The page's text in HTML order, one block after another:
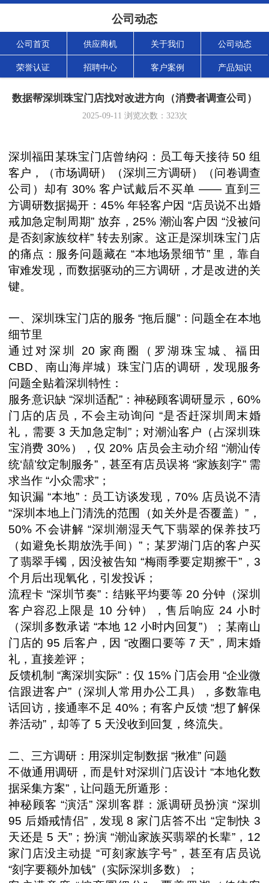
公司动态
公司首页 供应商机 关于我们 公司动态
荣誉认证 招聘中心 客户案例 产品知识
数据帮深圳珠宝门店找对改进方向（消费者调查公司）
2025-09-11 浏览次数： 323次
深圳福田某珠宝门店曾纳闷：员工每天接待 50 组
客户，（市场调研）（深圳三方调研）（问卷调查
公司）却有 30% 客户试戴后不买单 —— 直到三
方调研数据揭开：45% 年轻客户因 “店员说不出婚
戒加急定制周期” 放弃，25% 潮汕客户因 “没被问
是否刻家族纹样” 转去别家。这正是深圳珠宝门店
的痛点：服务问题藏在 “本地场景细节” 里，靠自
审难发现，而数据驱动的三方调研，才是改进的关
键。
一、深圳珠宝门店的服务 “拖后腿”：问题全在本地
细节里
通过对深圳 20 家商圈（罗湖珠宝城、福田
CBD、南山海岸城）珠宝门店的调研，发现服务
问题全贴着深圳特性：
服务意识缺 “深圳适配”：神秘顾客调研显示，60%
门店的店员，不会主动询问 “是否赶深圳周末婚
礼，需要 3 天加急定制”；对潮汕客户（占深圳珠
宝消费 30%），仅 20% 店员会主动介绍 “潮汕传
统‘囍’纹定制服务”，甚至有店员误将 “家族刻字” 需
求当作 “小众需求”；
知识漏 “本地”：员工访谈发现，70% 店员说不清
“深圳本地上门清洗的范围（如关外是否覆盖）”，
50% 不会讲解 “深圳潮湿天气下翡翠的保养技巧
（如避免长期放洗手间）”；某罗湖门店的客户买
了翡翠手镯，因没被告知 “梅雨季要定期擦干”，3
个月后出现氧化，引发投诉；
流程卡 “深圳节奏”：结账平均要等 20 分钟（深圳
客户容忍上限是 10 分钟），售后响应 24 小时
（深圳多数承诺 “本地 12 小时内回复”）；某南山
门店的 95 后客户，因 “改圈口要等 7 天”，周末婚
礼，直接差评；
反馈机制 “离深圳实际”：仅 15% 门店会用 “企业微
信跟进客户”（深圳人常用办公工具），多数靠电
话回访，接通率不足 40%；有客户反馈 “想了解保
养活动”，却等了 5 天没收到回复，终流失。
二、三方调研：用深圳定制数据 “揪准” 问题
不做通用调研，而是针对深圳门店设计 “本地化数
据采集方案”，让问题无所遁形：
神秘顾客 “演活” 深圳客群：派调研员扮演 “深圳
95 后婚戒情侣”，发现 8 家门店答不出 “定制快 3
天还是 5 天”；扮演 “潮汕家族买翡翠的长辈”，12
家门店没主动提 “可刻家族字号”，甚至有店员说
“刻字要额外加钱”（实际深圳多数）；